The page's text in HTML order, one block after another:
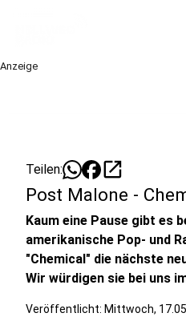
Anzeige
Teilen: open_in_new
Post Malone -
Kaum eine Pause gibt es
amerikanische Pop- und
"Chemical" die nächste
Wir würdigen sie bei uns
Veröffentlicht: Mittwoch,